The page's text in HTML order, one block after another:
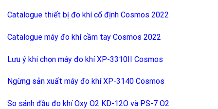
Catalogue thiết bị đo khí cố định Cosmos 2022
Catalogue máy đo khí cầm tay Cosmos 2022
Lưu ý khi chọn máy đo khí XP-3310II Cosmos
Ngừng sản xuất máy đo khí XP-3140 Cosmos
So sánh đầu đo khí Oxy O2 KD-12O và PS-7 O2